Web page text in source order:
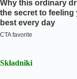
Składniki